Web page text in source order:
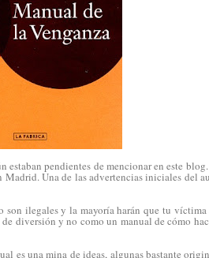
estaban pendientes de mencionar en este
Una de las advertencias iniciales del
ilegales y la mayoría harán que tu víctima
diversión y no como un manual de cómo
es una mina de ideas, algunas bastante